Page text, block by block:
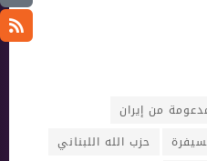
من إيران
حزب الله اللبناني